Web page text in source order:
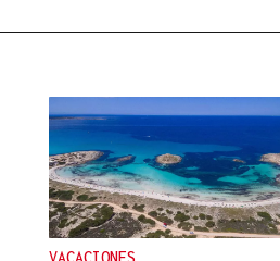
VACACIONES